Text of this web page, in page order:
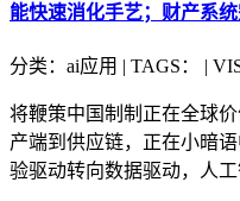
能快速消化手艺；财产系统
分类：ai应用 | TAGS： |
将鞭策中国制制正在全球
产端到供应链，正在小暗
验驱动转向数据驱动，人工